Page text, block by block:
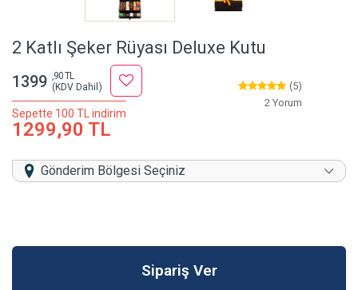
2 Katlı Şeker Rüyası Deluxe Kutu
1399 ,90 TL
(KDV Dahil)
(5)
2 Yorum
Sepette 100 TL indirim
1299,90 TL
Gönderim Bölgesi Seçiniz